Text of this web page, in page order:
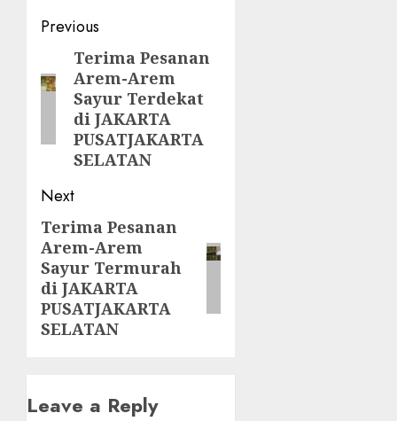
Post
navigation
Previous
Previous
post:
Terima Pesanan
Arem-Arem
Sayur Terdekat
di JAKARTA
PUSATJAKARTA
SELATAN
Next
Next
post:
Terima Pesanan
Arem-Arem
Sayur Termurah
di JAKARTA
PUSATJAKARTA
SELATAN
Leave a Reply